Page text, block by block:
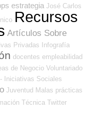
estrategia José Carlos
Recursos
Artículos Sobre
Privadas
Infografía
docentes empleabilidad
de Negocio Voluntariado
Iniciativas Sociales
Juventud Malas prácticas
Técnica Twitter